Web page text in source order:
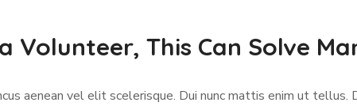
Volunteer, This Can Solve
aenean vel elit scelerisque. Dui nunc mattis enim ut